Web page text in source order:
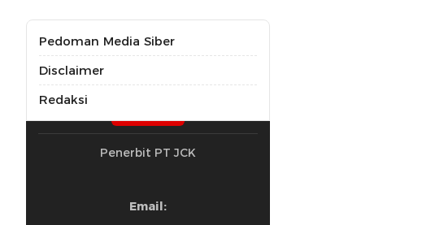
Pedoman Media Siber
Disclaimer
Redaksi
Penerbit PT JCK
Email: